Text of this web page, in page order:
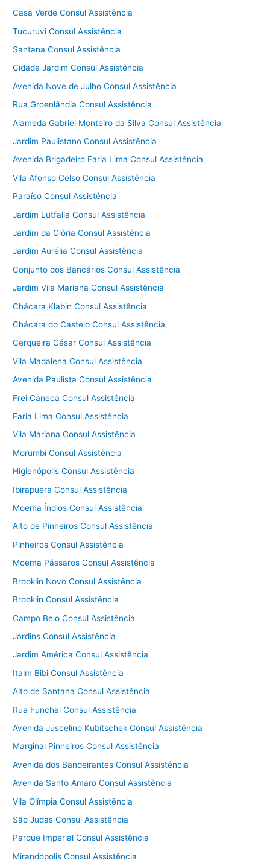
Casa Verde Consul Assistência
Tucuruvi Consul Assistência
Santana Consul Assistência
Cidade Jardim Consul Assistência
Avenida Nove de Julho Consul Assistência
Rua Groenlândia Consul Assistência
Alameda Gabriel Monteiro da Silva Consul Assistência
Jardim Paulistano Consul Assistência
Avenida Brigadeiro Faria Lima Consul Assistência
Vila Afonso Celso Consul Assistência
Paraíso Consul Assistência
Jardim Lutfalla Consul Assistência
Jardim da Glória Consul Assistência
Jardim Aurélia Consul Assistência
Conjunto dos Bancários Consul Assistência
Jardim Vila Mariana Consul Assistência
Chácara Klabin Consul Assistência
Chácara do Castelo Consul Assistência
Cerqueira César Consul Assistência
Vila Madalena Consul Assistência
Avenida Paulista Consul Assistência
Frei Caneca Consul Assistência
Faria Lima Consul Assistência
Vila Mariana Consul Assistência
Morumbi Consul Assistência
Higienópolis Consul Assistência
Ibirapuera Consul Assistência
Moema Índios Consul Assistência
Alto de Pinheiros Consul Assistência
Pinheiros Consul Assistência
Moema Pássaros Consul Assistência
Brooklin Novo Consul Assistência
Brooklin Consul Assistência
Campo Belo Consul Assistência
Jardins Consul Assistência
Jardim América Consul Assistência
Itaim Bibi Consul Assistência
Alto de Santana Consul Assistência
Rua Funchal Consul Assistência
Avenida Juscelino Kubitschek Consul Assistência
Marginal Pinheiros Consul Assistência
Avenida dos Bandeirantes Consul Assistência
Avenida Santo Amaro Consul Assistência
Vila Olímpia Consul Assistência
São Judas Consul Assistência
Parque Imperial Consul Assistência
Mirandópolis Consul Assistência